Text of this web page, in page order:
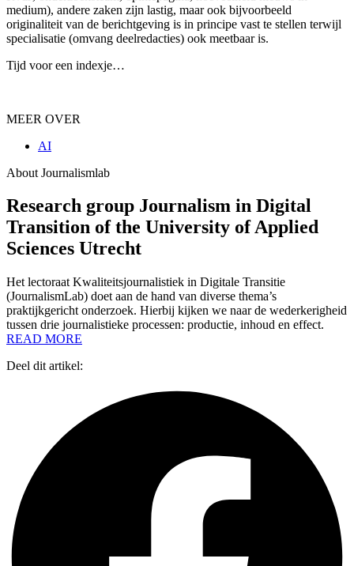
medium), andere zaken zijn lastig, maar ook bijvoorbeeld
originaliteit van de berichtgeving is in principe vast te stellen terwijl
specialisatie (omvang deelredacties) ook meetbaar is.
Tijd voor een indexje…
MEER OVER
AI
About Journalismlab
Research group Journalism in Digital
Transition of the University of Applied
Sciences Utrecht
Het lectoraat Kwaliteitsjournalistiek in Digitale Transitie
(JournalismLab) doet aan de hand van diverse thema’s
praktijkgericht onderzoek. Hierbij kijken we naar de wederkerigheid
tussen drie journalistieke processen: productie, inhoud en effect.
READ MORE
Deel dit artikel: